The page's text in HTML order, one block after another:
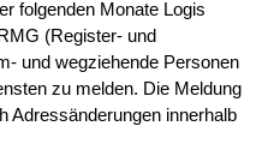
folgenden Monate Logis
(Register- und
und wegziehende Personen
zu melden. Die Meldung
Adressänderungen innerhalb